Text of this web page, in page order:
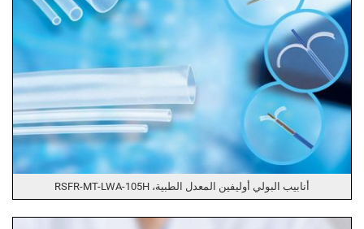
أنابيب البولي أوليفين المعدل الطبية، RSFR-MT-LWA-105H